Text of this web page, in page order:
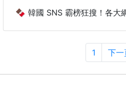
讓你分清先
🔥團購優惠價一顆只要💰xxx
+10顆直接給到一盒❤️
🍫 韓國 SNS 霸榜狂搜！各大
現在最頂級的吃法是「用挖的
韓國 Happy Time 全新力作，
知！這不只是巧克力，這是可
1 下一